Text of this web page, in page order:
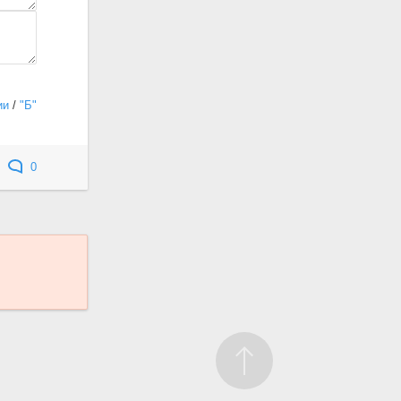
/ "Б"
0